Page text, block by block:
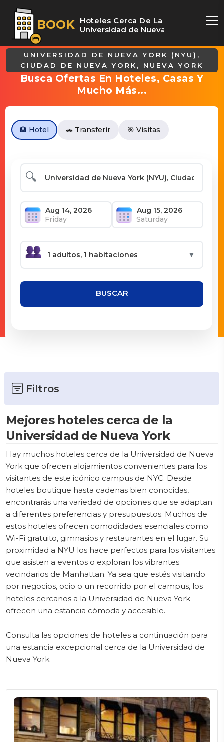
BOOK Hoteles Cerca De La
Universidad de Nueva York
UNIVERSIDAD DE NUEVA YORK (NYU),
CIUDAD DE NUEVA YORK, NUEVA YORK
Busca Ofertas En Hoteles, Casas Y
Mucho Más...
🏨 Hotel 🚗 Transferir 🎯 Visitas
🔍
Friday Saturday
▼
BUSCAR
Filtros
Mejores hoteles cerca de la
Universidad de Nueva York
Hay muchos hoteles cerca de la Universidad de Nueva
York que ofrecen alojamientos convenientes para los
visitantes de este icónico campus de NYC. Desde
hoteles boutique hasta cadenas bien conocidas,
encontrarás una variedad de opciones que se adaptan
a diferentes preferencias y presupuestos. Muchos de
estos hoteles ofrecen comodidades esenciales como
Wi-Fi gratuito, gimnasios y restaurantes en el lugar. Su
proximidad a NYU los hace perfectos para los visitantes
que asisten a eventos o exploran los vibrantes
vecindarios de Manhattan. Ya sea que estés visitando
por negocios, ocio o un recorrido por el campus, los
hoteles cercanos a la Universidad de Nueva York
ofrecen una estancia cómoda y accesible.
Consulta las opciones de hoteles a continuación para
una estancia excepcional cerca de la Universidad de
Nueva York.